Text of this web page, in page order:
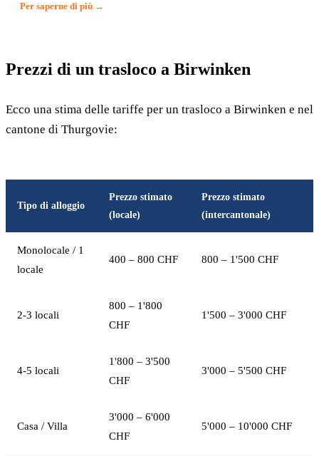
Per saperne di più →
Prezzi di un trasloco a Birwinken
Ecco una stima delle tariffe per un trasloco a Birwinken e nel
cantone di Thurgovie:
Tipo di alloggio
Prezzo stimato
(locale)
Prezzo stimato
(intercantonale)
Monolocale / 1
locale
400 – 800 CHF 800 – 1'500 CHF
2-3 locali
800 – 1'800
CHF
1'500 – 3'000 CHF
4-5 locali
1'800 – 3'500
CHF
3'000 – 5'500 CHF
Casa / Villa
3'000 – 6'000
CHF
5'000 – 10'000 CHF